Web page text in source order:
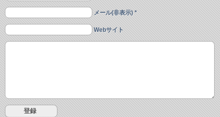
メール(非表示) *
Webサイト